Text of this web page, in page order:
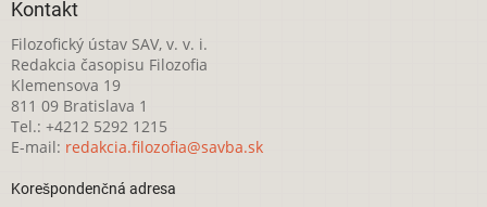
Kontakt
Filozofický ústav SAV, v. v. i.
Redakcia časopisu Filozofia
Klemensova 19
811 09 Bratislava 1
Tel.: +4212 5292 1215
E-mail: redakcia.filozofia@savba.sk
Korešpondenčná adresa